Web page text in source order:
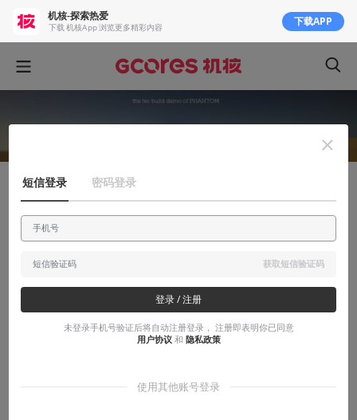
你们玩《幻》的建造demo了么？
欢迎大家批评指正
2016-09-26
大家好久不见了，我是徐空文，今天告诉大家我们幻的建造
机核-探索热爱
下载 机核App 浏览更多精彩内容 下载APP
短信登录 密码登录
获取短信验证码
登录 / 注册
未登录手机号验证后将自动注册登录， 注册即表明你已同意
用户协议 和 隐私政策
使用其他账号登录